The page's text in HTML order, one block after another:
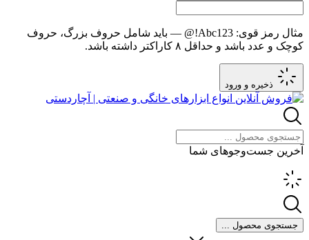
مثال رمز قوی: Abc123!@
— باید شامل حروف بزرگ، حروف
کوچک و عدد باشد و حداقل ۸ کاراکتر داشته باشد.
ذخیره و ورود
آخرین جست‌وجوهای شما
جستجوی محصول ...